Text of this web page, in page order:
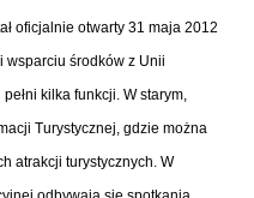
oficjalnie otwarty 31 maja 2012
wsparciu środków z Unii
kilka funkcji. W starym,
Turystycznej, gdzie można
atrakcji turystycznych. W